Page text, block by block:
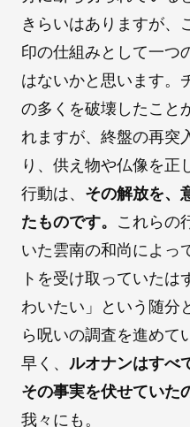
きらいはありますが、
印の仕組みとして一つ
はないかと思います。
の多くを破壊したこと
れますが、終盤の再突
り、供え物や仏像を正
行動は、 その解放を、
たものです。 これらの
いた雲南の和尚によっ
トを受け取っていたは
わいたい」という随分
ら呪いの調査を進めて
早く、 ルオナンはすべ
その事実を伏せていた
我々にも。